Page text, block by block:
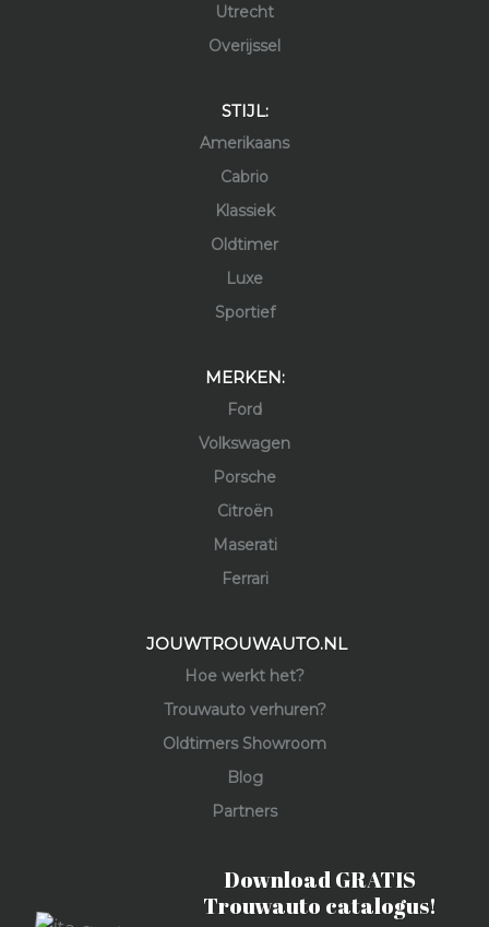
Utrecht
Overijssel
STIJL:
Amerikaans
Cabrio
Klassiek
Oldtimer
Luxe
Sportief
MERKEN:
Ford
Volkswagen
Porsche
Citroën
Maserati
Ferrari
JOUWTROUWAUTO.NL
Hoe werkt het?
Trouwauto verhuren?
Oldtimers Showroom
Blog
Partners
Download GRATIS
Trouwauto catalogus!